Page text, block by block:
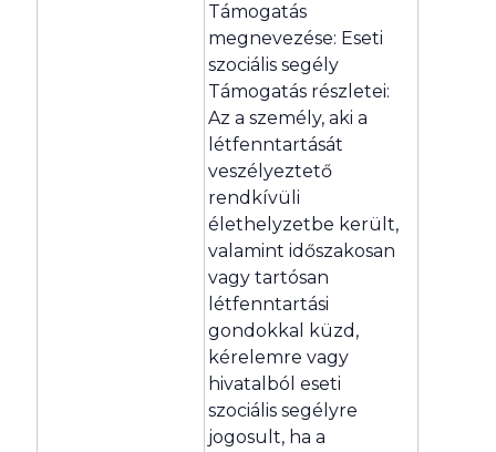
Támogatás
megnevezése: Eseti
szociális segély
Támogatás részletei:
Az a személy, aki a
létfenntartását
veszélyeztető
rendkívüli
élethelyzetbe került,
valamint időszakosan
vagy tartósan
létfenntartási
gondokkal küzd,
kérelemre vagy
hivatalból eseti
szociális segélyre
jogosult, ha a